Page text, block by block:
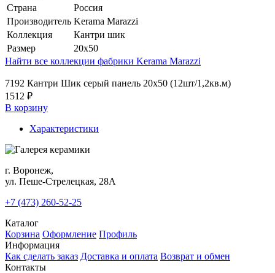
Страна
Россия
Производитель Kerama Marazzi
Коллекция
Кантри шик
Размер
20x50
Найти все коллекции фабрики Kerama Marazzi
7192 Кантри Шик серый панель 20х50 (12шт/1,2кв.м)
1512 ₽
В корзину
Характеристики
г. Воронеж,
ул. Пеше-Cтрелецкая, 28А
+7 (473) 260-52-25
Каталог
Корзина Оформление Профиль
Информация
Как сделать заказ Доставка и оплата Возврат и обмен
Контакты